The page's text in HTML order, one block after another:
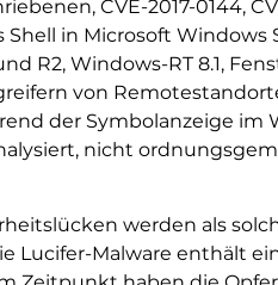
CVE-2017-0144,
in Microsoft Windows
R2, Windows-RT 8.1,
von
der Symbolanzeige
nicht
werden als
Lucifer-Malware enthält